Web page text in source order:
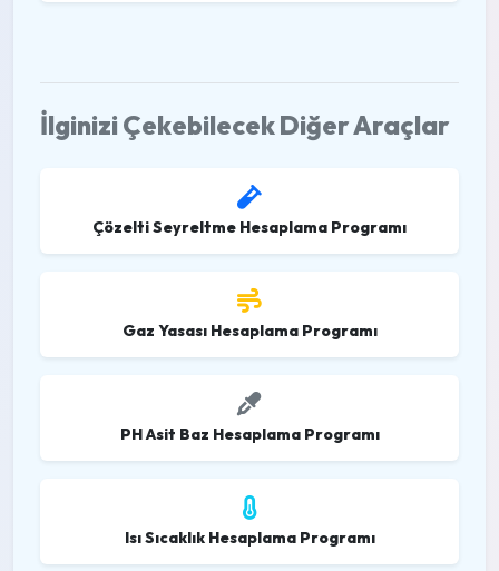
İlginizi Çekebilecek Diğer Araçlar
Çözelti Seyreltme Hesaplama Programı
Gaz Yasası Hesaplama Programı
PH Asit Baz Hesaplama Programı
Isı Sıcaklık Hesaplama Programı